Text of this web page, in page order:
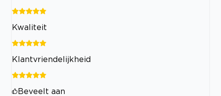
Kwaliteit
Klantvriendelijkheid
Beveelt aan